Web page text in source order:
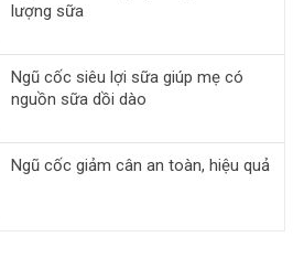
lượng sữa
Ngũ cốc siêu lợi sữa giúp mẹ có
nguồn sữa dồi dào
Ngũ cốc giảm cân an toàn, hiệu quả